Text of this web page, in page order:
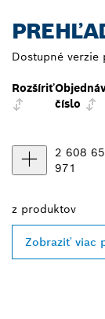
Dostupné verzie
Rozšíriť
číslo
2 608
971
z produktov
Zobraziť viac